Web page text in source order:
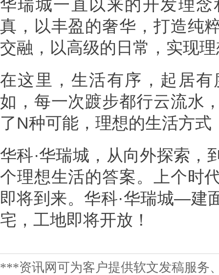
华瑞城一直以来的开发理
真，以丰盈的奢华，打造纯
交融，以高级的日常，实现
在这里，生活有序，起居
如，每一次踱步都行云流水
了N种可能，理想的生活方
华科·华瑞城，从向外探索，
个理想生活的答案。上个时
即将到来。华科·华瑞城—建
宅，工地即将开放！
***资讯网可为客户提供软文发稿服务